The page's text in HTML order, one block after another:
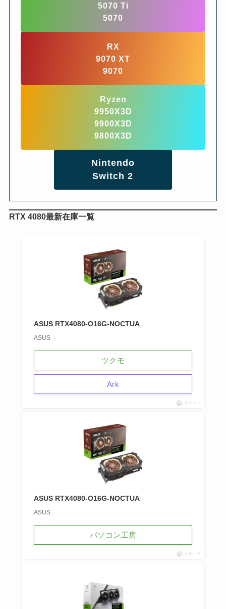
5070 Ti
5070
RX
9070 XT
9070
Ryzen
9950X3D
9900X3D
9800X3D
Nintendo
Switch 2
RTX 4080最新在庫一覧
ASUS RTX4080-O16G-NOCTUA
ASUS
ツクモ
Ark
ポチップ
ASUS RTX4080-O16G-NOCTUA
ASUS
パソコン工房
ポチップ